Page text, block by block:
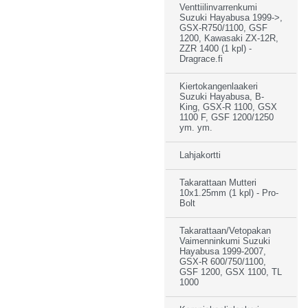
Venttiilinvarrenkumi
Suzuki Hayabusa 1999->,
GSX-R750/1100, GSF
1200, Kawasaki ZX-12R,
ZZR 1400 (1 kpl) -
Dragrace.fi
Kiertokangenlaakeri
Suzuki Hayabusa, B-
King, GSX-R 1100, GSX
1100 F, GSF 1200/1250
ym. ym.
Lahjakortti
Takarattaan Mutteri
10x1.25mm (1 kpl) - Pro-
Bolt
Takarattaan/Vetopakan
Vaimenninkumi Suzuki
Hayabusa 1999-2007,
GSX-R 600/750/1100,
GSF 1200, GSX 1100, TL
1000